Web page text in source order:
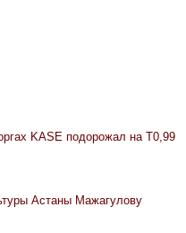
KASE подорожал на Т0,99
Астаны Мажагулову